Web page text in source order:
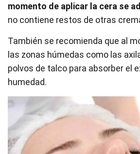
momento de aplicar la cera se
no contiene restos de otras
También se recomienda que al
las zonas húmedas como las
polvos de talco para absorber el
humedad.